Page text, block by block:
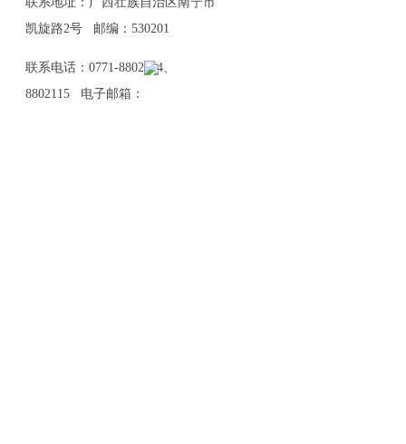
凯旋路2号 邮编：530201
联系电话：0771-8802114、
8802115 电子邮箱：